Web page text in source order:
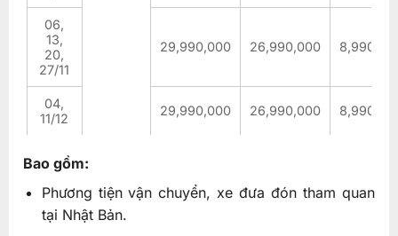
06,
13,
20,
27/11
29,990,000 26,990,000
04,
11/12
29,990,000 26,990,000
Bao gồm:
Phương tiện vận chuyển, xe đưa đón tham quan
tại Nhật Bản.